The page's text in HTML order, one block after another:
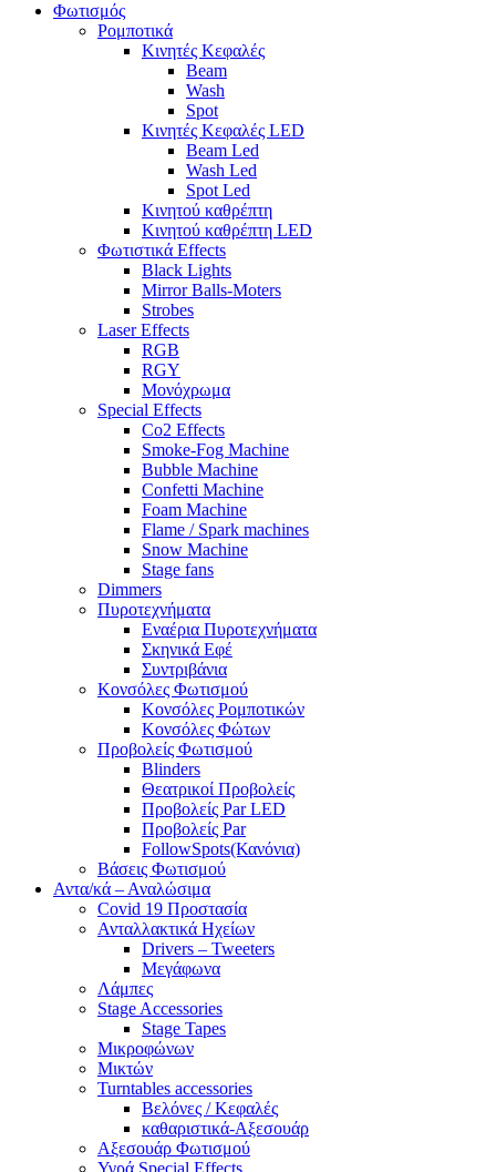
Φωτισμός
Ρομποτικά
Κινητές Κεφαλές
Beam
Wash
Spot
Κινητές Κεφαλές LED
Beam Led
Wash Led
Spot Led
Κινητού καθρέπτη
Κινητού καθρέπτη LED
Φωτιστικά Effects
Black Lights
Mirror Balls-Moters
Strobes
Laser Effects
RGB
RGY
Μονόχρωμα
Special Effects
Co2 Effects
Smoke-Fog Machine
Bubble Machine
Confetti Machine
Foam Machine
Flame / Spark machines
Snow Machine
Stage fans
Dimmers
Πυροτεχνήματα
Εναέρια Πυροτεχνήματα
Σκηνικά Εφέ
Συντριβάνια
Κονσόλες Φωτισμού
Κονσόλες Ρομποτικών
Κονσόλες Φώτων
Προβολείς Φωτισμού
Blinders
Θεατρικοί Προβολείς
Προβολείς Par LED
Προβολείς Par
FollowSpots(Κανόνια)
Βάσεις Φωτισμού
Αντα/κά – Αναλώσιμα
Covid 19 Προστασία
Ανταλλακτικά Ηχείων
Drivers – Tweeters
Μεγάφωνα
Λάμπες
Stage Accessories
Stage Tapes
Μικροφώνων
Μικτών
Turntables accessories
Βελόνες / Κεφαλές
καθαριστικά-Αξεσουάρ
Αξεσουάρ Φωτισμού
Υγρά Special Effects